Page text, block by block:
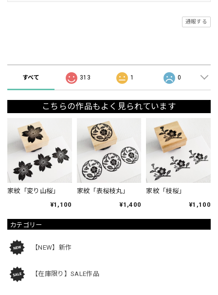
カテゴリー
【NEW】新作
【在庫限り】SALE作品
通報する
すべて 313 1 0
こちらの作品もよく見られています
家紋「変り山桜」
¥1,100
家紋「表桜枝丸」
¥1,400
家紋「枝桜」
¥1,100